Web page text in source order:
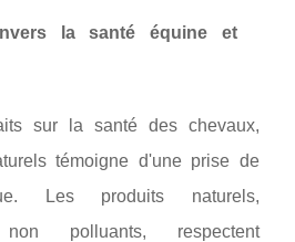
la santé équine et
sur la santé des chevaux,
témoigne d'une prise de
Les produits naturels,
polluants, respectent